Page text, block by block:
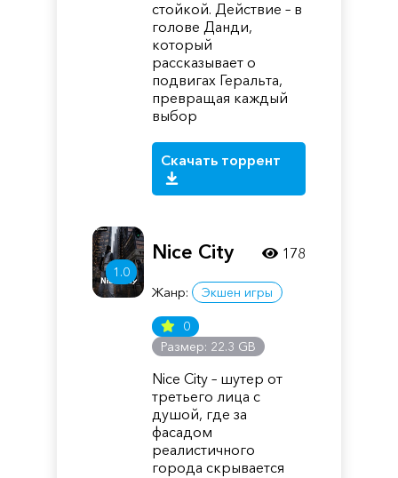
стойкой. Действие – в
голове Данди,
который
рассказывает о
подвигах Геральта,
превращая каждый
выбор
Скачать торрент
1.0
Nice City
Жанр: Экшен игры
0
Размер: 22.3 GB
Nice City – шутер от
третьего лица с
душой, где за
фасадом
реалистичного
города скрывается
178